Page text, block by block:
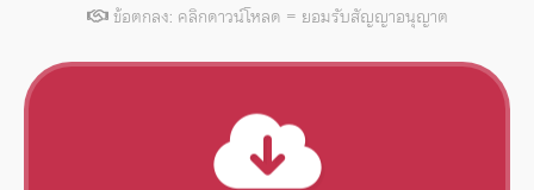
ข้อตกลง: คลิกดาวน์โหลด = ยอมรับสัญญาอนุญาต